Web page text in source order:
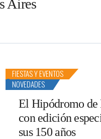
Aires
FIESTAS Y EVENTOS
NOVEDADES
El Hipódromo de
con edición
sus 150 años